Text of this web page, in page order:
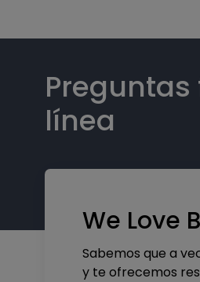
línea
We Love
Sabemos que a
y te ofrecemos